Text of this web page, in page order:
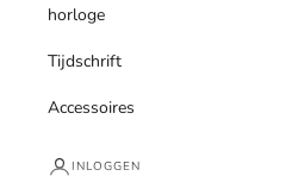
horloge
Tijdschrift
Accessoires
INLOGGEN